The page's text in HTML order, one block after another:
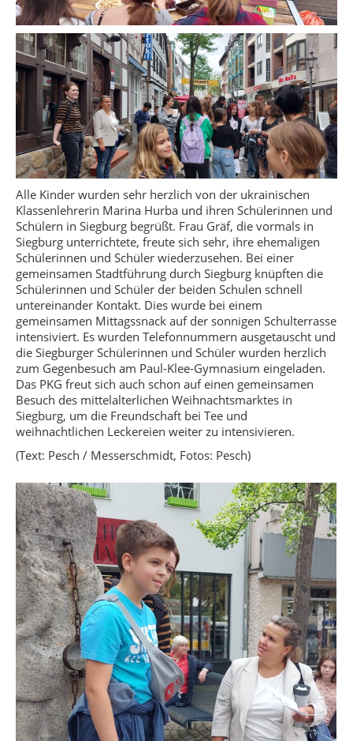
Alle Kinder wurden sehr herzlich von der ukrainischen
Klassenlehrerin Marina Hurba und ihren Schülerinnen und
Schülern in Siegburg begrüßt. Frau Gräf, die vormals in
Siegburg unterrichtete, freute sich sehr, ihre ehemaligen
Schülerinnen und Schüler wiederzusehen. Bei einer
gemeinsamen Stadtführung durch Siegburg knüpften die
Schülerinnen und Schüler der beiden Schulen schnell
untereinander Kontakt. Dies wurde bei einem
gemeinsamen Mittagssnack auf der sonnigen Schulterrasse
intensiviert. Es wurden Telefonnummern ausgetauscht und
die Siegburger Schülerinnen und Schüler wurden herzlich
zum Gegenbesuch am Paul-Klee-Gymnasium eingeladen.
Das PKG freut sich auch schon auf einen gemeinsamen
Besuch des mittelalterlichen Weihnachtsmarktes in
Siegburg, um die Freundschaft bei Tee und
weihnachtlichen Leckereien weiter zu intensivieren.
(Text: Pesch / Messerschmidt, Fotos: Pesch)